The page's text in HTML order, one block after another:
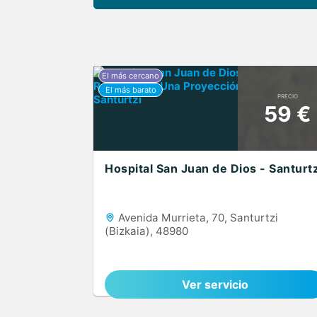
PRECIO
59 €
Hospital San Juan de Dios -
Avenida Murrieta, 70, Santurtzi
(Bizkaia), 48980
Ver servicio